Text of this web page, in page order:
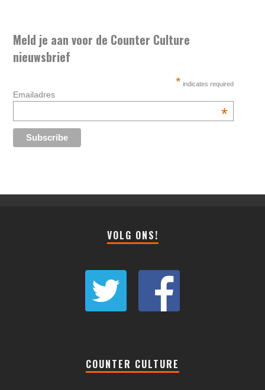
Meld je aan voor de Counter Culture
nieuwsbrief
* indicates required
Emailadres
*
VOLG ONS!
COUNTER CULTURE